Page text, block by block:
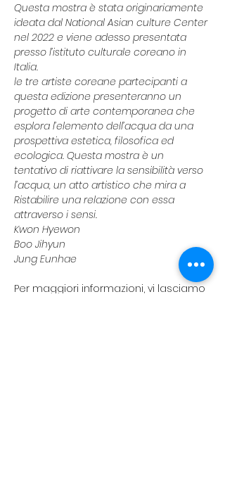
Questa mostra è stata originariamente
ideata dal National Asian culture Center
nel 2022 e viene adesso presentata
presso l’istituto culturale coreano in
Italia.
le tre artiste coreane partecipanti a
questa edizione presenteranno un
progetto di arte contemporanea che
esplora l’elemento dell’acqua da una
prospettiva estetica, filosofica ed
ecologica. Questa mostra è un
tentativo di riattivare la sensibilità verso
l’acqua, un atto artistico che mira a
Ristabilire una relazione con essa
attraverso i sensi.
Kwon Hyewon
Boo Jihyun
Jung Eunhae
Per maggiori informazioni, vi lasciamo